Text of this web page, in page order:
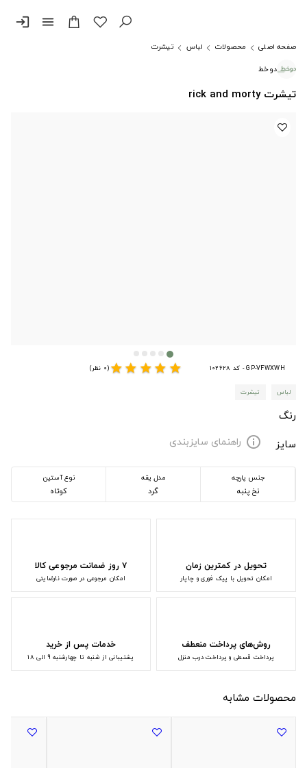
menu
login
صفحه اصلی محصولات لباس
تیشرت
دوخط
تیشرت rick and morty
GP-VFWXWH - کد 102628 star
star
star
star
star(0 نظر)
لباس تیشرت
رنگ
سایز
info راهنمای سایزبندی
جنس پارچه
نخ پنبه
مدل یقه
گرد
نوع آستین
کوتاه
تحویل در کمترین زمان
امکان تحویل با پیک فوری و چاپار
۷ روز ضمانت مرجوعی کالا
امکان مرجوعی در صورت نارضایتی
روش‌های پرداخت منعطف
پرداخت قسطی و پرداخت درب منزل
خدمات پس از خرید
پشتیبانی از شنبه تا چهارشنبه 9 الی 18
محصولات مشابه